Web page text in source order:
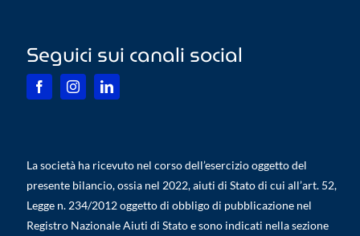
Seguici sui canali social
La società ha ricevuto nel corso dell’esercizio oggetto del
presente bilancio, ossia nel 2022, aiuti di Stato di cui all’art. 52,
Legge n. 234/2012 oggetto di obbligo di pubblicazione nel
Registro Nazionale Aiuti di Stato e sono indicati nella sezione